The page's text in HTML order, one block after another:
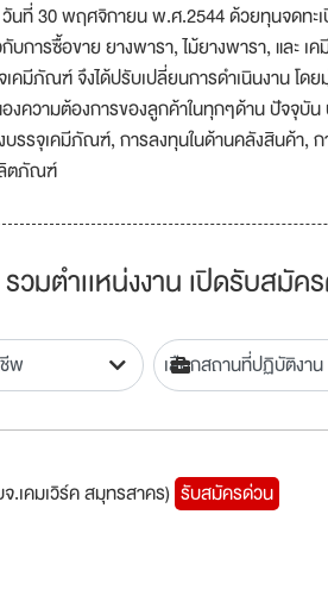
นที่ 30 พฤศจิกายน พ.ศ.2544 ด้วยทุนจดทะเ
การซื้อขาย ยางพารา, ไม้ยางพารา, และ เ
เคมีภัณฑ์ จึงได้ปรับเปลี่ยนการดำเนินงาน โ
งความต้องการของลูกค้าในทุกๆด้าน ปัจจุบั
บรรจุเคมีภัณฑ์, การลงทุนในด้านคลังสินค้า,
ตภัณฑ์
รวมตำเเหน่งงาน เปิดรับสมัค
.เคมเวิร์ค สมุทรสาคร) รับสมัครด่วน